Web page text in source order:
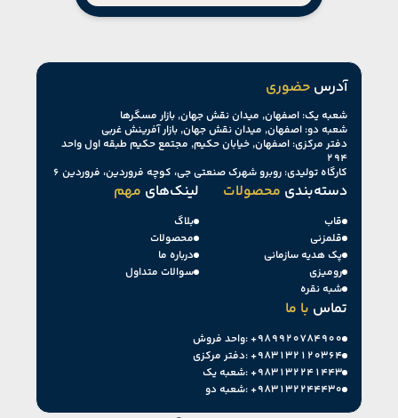
آدرس حضوری
شعبه یک: اصفهان, میدان نقش جهان, بازار مسگرها
شعبه دو: اصفهان, میدان نقش جهان, بازار آفرینش غربی
دفتر مرکزی: اصفهان, خیابان حکیم, مجتمع حکیم طبقه اول واحد
۲۹۴
کارگاه تولیدی: روبرو شهرک صنعتی جی، کوچه فروردین، فروردین ۶
لینک‌های مهم
بلاگ
محصولات
درباره ما
سوالات متداول
دسته‌بندی محصولات
قاب
قلمزنی
پک هدیه سازمانی
رومیزی
شبه نقره
تماس با ما
واحد فروش:+۹۸۹۹۲۰۷۸۴۹۰۰
دفتر مرکزی:+۹۸۳۱۳۲۱۲۰۳۶۴
شعبه یک:+۹۸۳۱۳۲۲۴۱۴۴۳
شعبه دو:+۹۸۳۱۳۲۲۴۴۴۳۰